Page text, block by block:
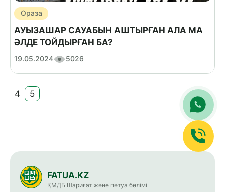
Ораза
АУЫЗАШАР САУАБЫН АШТЫРҒАН АЛА МА
ӘЛДЕ ТОЙДЫРҒАН БА?
19.05.2024 5026
4 5
FATUA.KZ
ҚМДБ Шариғат және пәтуа бөлімі